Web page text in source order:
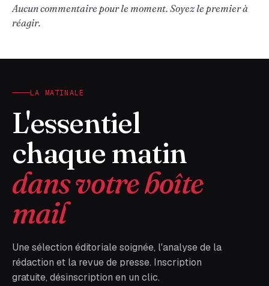
Aucun commentaire pour le moment. Soyez le premier à
réagir.
LA MATINALE
L'essentiel
chaque matin
dans votre boîte
mail
Une sélection éditoriale soignée, l'analyse de la
rédaction et la revue de presse. Inscription
gratuite, désinscription en un clic.